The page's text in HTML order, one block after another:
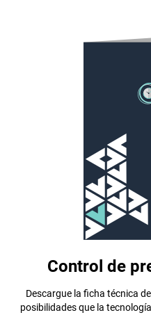
Control de
Descargue la ficha técnica
posibilidades que la